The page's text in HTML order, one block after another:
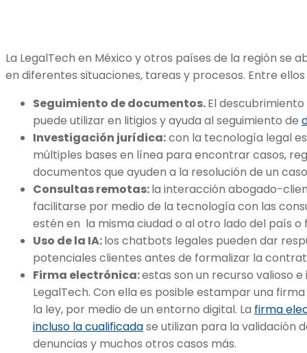
La LegalTech en México y otros países de la región se
en diferentes situaciones, tareas y procesos. Entre
Seguimiento de documentos.El
puede utilizar en litigios y ayuda al seguimiento de
Investigación jurídica:con la tecnología legal
múltiples bases en línea para encontrar casos,
documentos que ayuden a la resolución de un
Consultas remotas:la interacción abogado-
facilitarse por medio de la tecnología con las
estén en la misma ciudad o al otro lado del país o
Uso de la IA:los chatbots legales pueden dar
potenciales clientes antes de formalizar la
Firma electrónica:estas son un recurso valioso
LegalTech. Con ella es posible estampar una
la ley, por medio de un entorno digital. La firma
incluso la cualificadase utilizan para la validación
denuncias y muchos otros casos más.